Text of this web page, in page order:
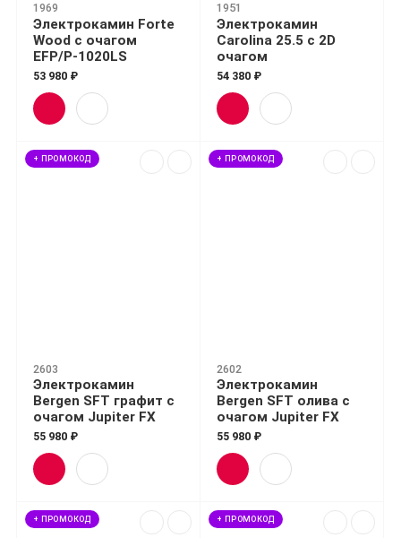
1969
Электрокамин Forte
Wood с очагом
EFP/P-1020LS
53 980 ₽
1951
Электрокамин
Carolina 25.5 с 2D
очагом
54 380 ₽
+ ПРОМОКОД
2603
Электрокамин
Bergen SFT графит с
очагом Jupiter FX
55 980 ₽
+ ПРОМОКОД
2602
Электрокамин
Bergen SFT олива с
очагом Jupiter FX
55 980 ₽
+ ПРОМОКОД + ПРОМОКОД